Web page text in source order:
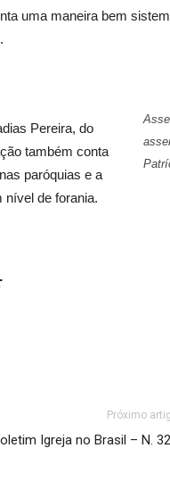
uma maneira bem
Pereira, do
também conta
paróquias e a
nível de forania.
Próximo
Igreja no Brasil – N.